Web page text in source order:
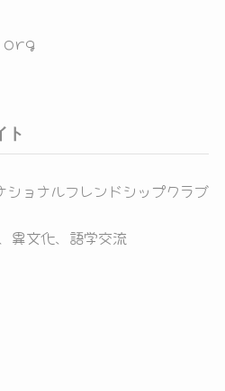
ト
ショナルフレンドシップクラブ
文化、語学交流